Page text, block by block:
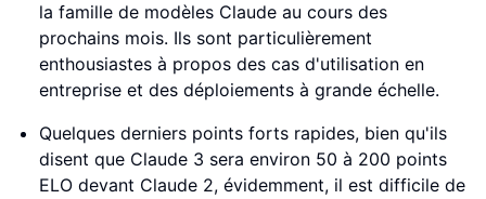
la famille de modèles Claude au cours des
prochains mois. Ils sont particulièrement
enthousiastes à propos des cas d'utilisation en
entreprise et des déploiements à grande échelle.
Quelques derniers points forts rapides, bien qu'ils
disent que Claude 3 sera environ 50 à 200 points
ELO devant Claude 2, évidemment, il est difficile de